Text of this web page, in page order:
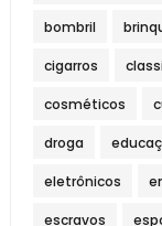
bombril
cigarros
cosméticos
droga
eletrônicos
escravos